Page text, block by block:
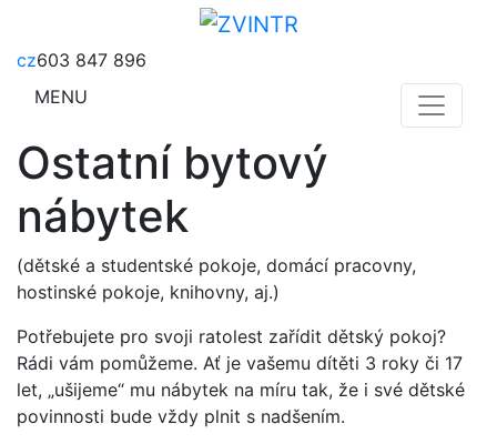
cz603 847 896
MENU
Ostatní bytový
nábytek
(dětské a studentské pokoje, domácí pracovny,
hostinské pokoje, knihovny, aj.)
Potřebujete pro svoji ratolest zařídit dětský pokoj?
Rádi vám pomůžeme. Ať je vašemu dítěti 3 roky či 17
let, „ušijeme“ mu nábytek na míru tak, že i své dětské
povinnosti bude vždy plnit s nadšením.